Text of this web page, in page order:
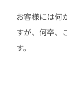
お客様には何
すが、何卒、
す。